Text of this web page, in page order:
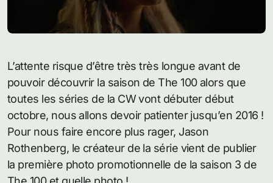
L’attente risque d’être très très longue avant de
pouvoir découvrir la saison de The 100 alors que
toutes les séries de la CW vont débuter début
octobre, nous allons devoir patienter jusqu’en 2016 !
Pour nous faire encore plus rager, Jason
Rothenberg, le créateur de la série vient de publier
la première photo promotionnelle de la saison 3 de